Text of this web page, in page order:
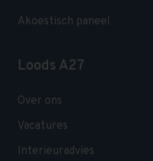
Akoestisch paneel
Loods A27
Over ons
Vacatures
Interieuradvies